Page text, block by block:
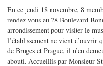
En ce jeudi 18 novembre, 8
rendez-vous au 28 Boulevard
arrondissement pour visiter le
l’établissement ne vient d’ouvrir
de Bruges et Prague, il n’en
abouti. Accueillis par Monsieur